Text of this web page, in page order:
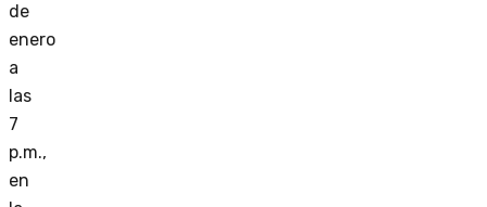
de
enero
a
las
7
p.m.,
en